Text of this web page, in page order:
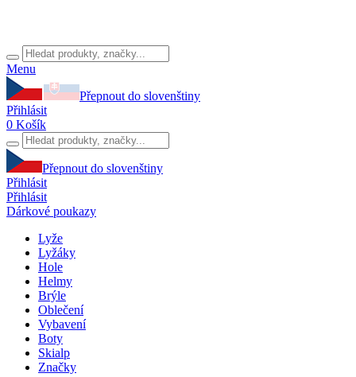
Menu
Přepnout do slovenštiny
Přihlásit
0 Košík
Přepnout do slovenštiny
Přihlásit
Přihlásit
Dárkové poukazy
Lyže
Lyžáky
Hole
Helmy
Brýle
Oblečení
Vybavení
Boty
Skialp
Značky